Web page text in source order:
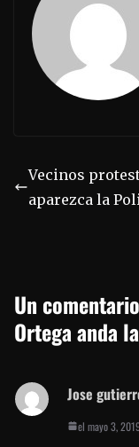
Vecinos
aparezca la
Un
Ortega anda
Jose
el mayo 3,